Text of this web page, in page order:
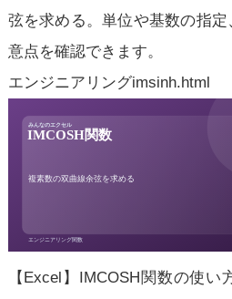
弦を求める。単位や基数の指
意点を確認できます。
エンジニアリングimsinh.html
【Excel】IMCOSH関数の使